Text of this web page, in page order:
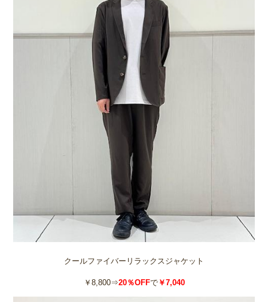
クールファイバーリラックスジャケット
￥8,800⇒20％OFFで￥7,040